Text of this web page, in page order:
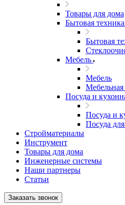
Товары для дома
Бытовая техника
Бытовая
Мебель
Мебель
Посуда и
Посуда и
Посуда
Стройматериалы
Инструмент
Товары для дома
Инженерные системы
Наши партнеры
Статьи
Заказать звонок